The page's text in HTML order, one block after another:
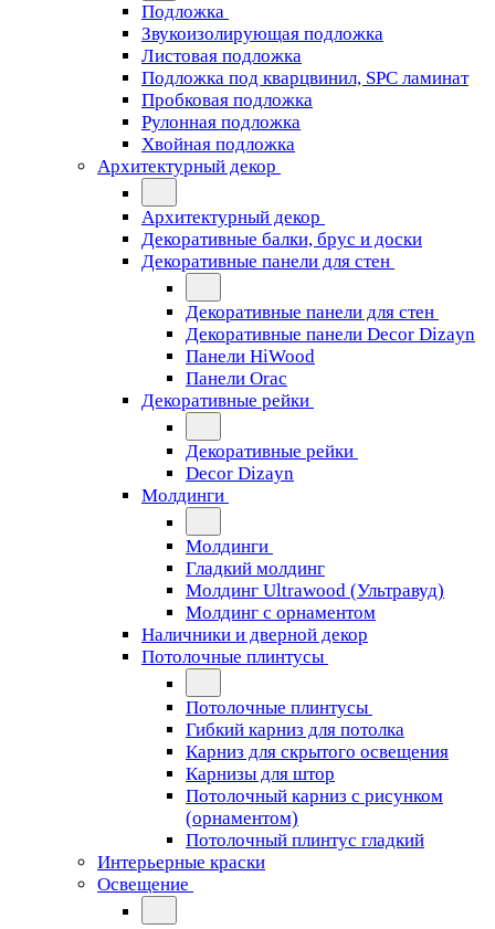
Подложка
Звукоизолирующая подложка
Листовая подложка
Подложка под кварцвинил, SPC ламинат
Пробковая подложка
Рулонная подложка
Хвойная подложка
Архитектурный декор
Архитектурный декор
Декоративные балки, брус и доски
Декоративные панели для стен
Декоративные панели для стен
Декоративные панели Decor Dizayn
Панели HiWood
Панели Orac
Декоративные рейки
Декоративные рейки
Decor Dizayn
Молдинги
Молдинги
Гладкий молдинг
Молдинг Ultrawood (Ультравуд)
Молдинг с орнаментом
Наличники и дверной декор
Потолочные плинтусы
Потолочные плинтусы
Гибкий карниз для потолка
Карниз для скрытого освещения
Карнизы для штор
Потолочный карниз с рисунком
(орнаментом)
Потолочный плинтус гладкий
Интерьерные краски
Освещение